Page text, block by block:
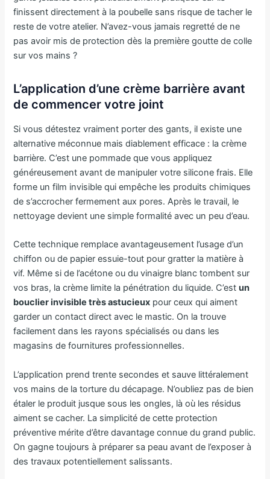
finissent directement à la poubelle sans risque de tacher le
reste de votre atelier. N’avez-vous jamais regretté de ne
pas avoir mis de protection dès la première goutte de colle
sur vos mains ?
L’application d’une crème barrière avant
de commencer votre joint
Si vous détestez vraiment porter des gants, il existe une
alternative méconnue mais diablement efficace : la crème
barrière. C’est une pommade que vous appliquez
généreusement avant de manipuler votre silicone frais. Elle
forme un film invisible qui empêche les produits chimiques
de s’accrocher fermement aux pores. Après le travail, le
nettoyage devient une simple formalité avec un peu d’eau.
Cette technique remplace avantageusement l’usage d’un
chiffon ou de papier essuie-tout pour gratter la matière à
vif. Même si de l’acétone ou du vinaigre blanc tombent sur
vos bras, la crème limite la pénétration du liquide. C’estun
bouclier invisible très astucieux pour ceux qui aiment
garder un contact direct avec le mastic. On la trouve
facilement dans les rayons spécialisés ou dans les
magasins de fournitures professionnelles.
L’application prend trente secondes et sauve littéralement
vos mains de la torture du décapage. N’oubliez pas de bien
étaler le produit jusque sous les ongles, là où les résidus
aiment se cacher. La simplicité de cette protection
préventive mérite d’être davantage connue du grand public.
On gagne toujours à préparer sa peau avant de l’exposer à
des travaux potentiellement salissants.